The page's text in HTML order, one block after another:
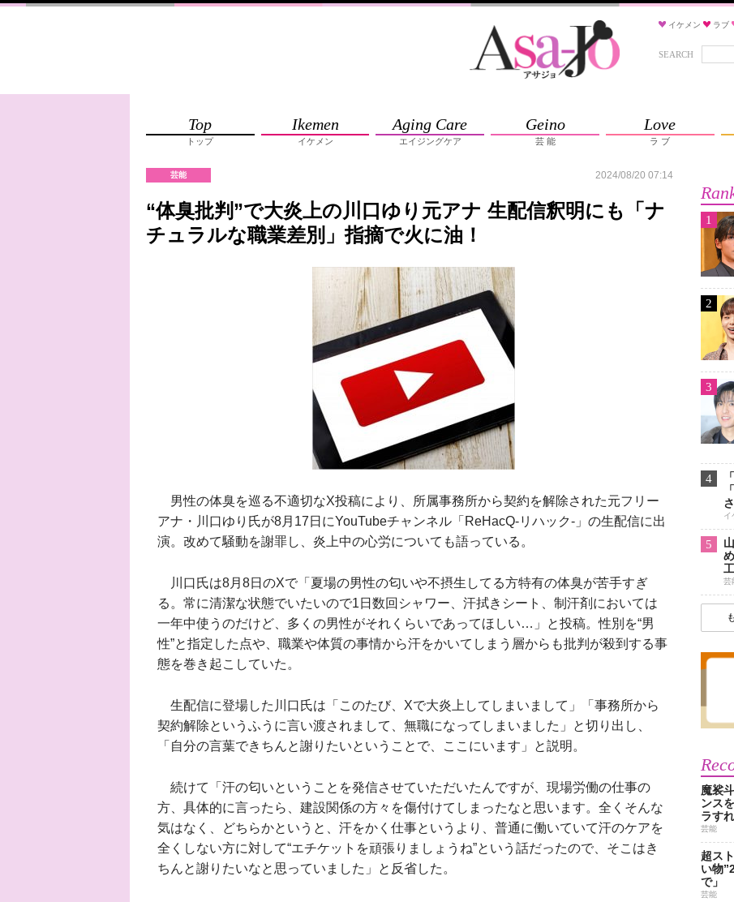
イケメン ラブ
SEARCH
Top
トップ
Ikemen
イケメン
Aging Care
エイジングケア
Geino
芸 能
Love
ラ ブ
芸能 2024/08/20 07:14
“体臭批判”で大炎上の川口ゆり元アナ 生配信釈明にも「ナ
チュラルな職業差別」指摘で火に油！
男性の体臭を巡る不適切なX投稿により、所属事務所から契約を解除された元フリー
アナ・川口ゆり氏が8月17日にYouTubeチャンネル「ReHacQ-リハック-」の生配信に出
演。改めて騒動を謝罪し、炎上中の心労についても語っている。
川口氏は8月8日のXで「夏場の男性の匂いや不摂生してる方特有の体臭が苦手すぎ
る。常に清潔な状態でいたいので1日数回シャワー、汗拭きシート、制汗剤においては
一年中使うのだけど、多くの男性がそれくらいであってほしい…」と投稿。性別を“男
性”と指定した点や、職業や体質の事情から汗をかいてしまう層からも批判が殺到する事
態を巻き起こしていた。
生配信に登場した川口氏は「このたび、Xで大炎上してしまいまして」「事務所から
契約解除というふうに言い渡されまして、無職になってしまいました」と切り出し、
「自分の言葉できちんと謝りたいということで、ここにいます」と説明。
続けて「汗の匂いということを発信させていただいたんですが、現場労働の仕事の
方、具体的に言ったら、建設関係の方々を傷付けてしまったなと思います。全くそんな
気はなく、どちらかというと、汗をかく仕事というより、普通に働いていて汗のケアを
全くしない方に対して“エチケットを頑張りましょうね”という話だったので、そこはき
ちんと謝りたいなと思っていました」と反省した。
1
2
3
4
イ
5
芸
魔裟
ンス
ラす
芸能
超ス
い物
で」
芸能